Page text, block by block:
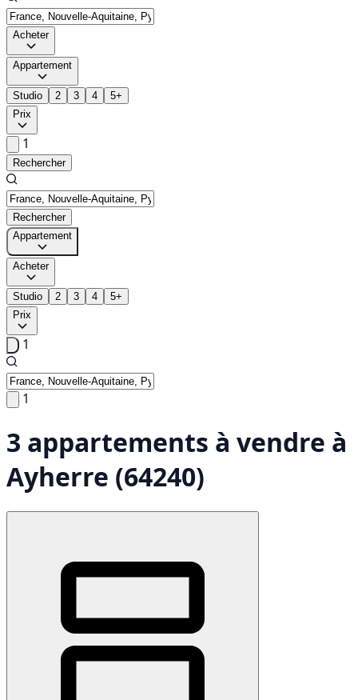
Acheter
Appartement
Studio 2 3 4
5+
Prix
1
Rechercher
Rechercher
Appartement
Acheter
Studio 2 3 4
5+
Prix
1
1
3 appartements à vendre à
Ayherre (64240)